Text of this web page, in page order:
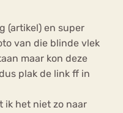
(artikel) en super
van die blinde vlek
maar kon deze
plak de link ff in
ik het niet zo naar